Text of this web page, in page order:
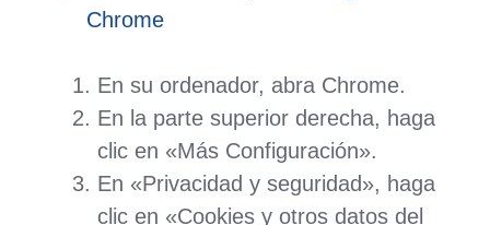
Chrome
En su ordenador, abra Chrome.
En la parte superior derecha, haga
clic en «Más Configuración».
En «Privacidad y seguridad», haga
clic en «Cookies y otros datos del